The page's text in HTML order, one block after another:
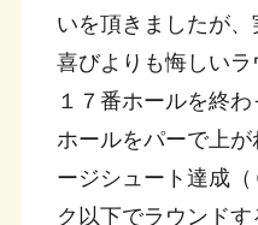
いを頂きましたが
喜びよりも悔しいラ
１７番ホールを終
ホールをパーで上
ージシュート達成
ク以下でラウンドす